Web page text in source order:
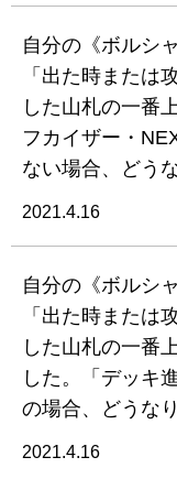
自分の《ボルシ
「出た時または
した山札の一番
フカイザー・
ない場合、どう
2021.4.16
自分の《ボルシ
「出た時または
した山札の一番
した。「デッキ
の場合、どうな
2021.4.16